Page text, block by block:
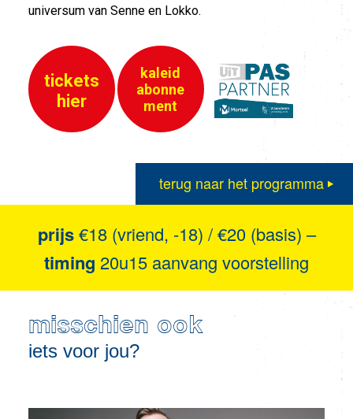
universum van Senne en Lokko.
tickets
hier
kaleid
abonne
ment
terug naar het programma
prijs€18 (vriend, -18) / €20 (basis) –
timing 20u15 aanvang voorstelling
misschien ook
iets voor jou?